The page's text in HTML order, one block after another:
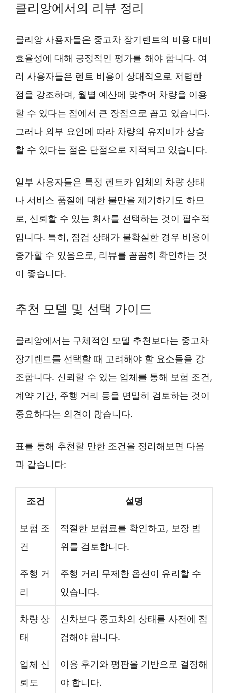
클리앙에서의 리뷰 정리
클리앙 사용자들은 중고차 장기렌트의 비용 대비
효율성에 대해 긍정적인 평가를 해야 합니다. 여
러 사용자들은 렌트 비용이 상대적으로 저렴한
점을 강조하며, 월별 예산에 맞추어 차량을 이용
할 수 있다는 점에서 큰 장점으로 꼽고 있습니다.
그러나 외부 요인에 따라 차량의 유지비가 상승
할 수 있다는 점은 단점으로 지적되고 있습니다.
일부 사용자들은 특정 렌트카 업체의 차량 상태
나 서비스 품질에 대한 불만을 제기하기도 하므
로, 신뢰할 수 있는 회사를 선택하는 것이 필수적
입니다. 특히, 점검 상태가 불확실한 경우 비용이
증가할 수 있음으로, 리뷰를 꼼꼼히 확인하는 것
이 좋습니다.
추천 모델 및 선택 가이드
클리앙에서는 구체적인 모델 추천보다는 중고차
장기렌트를 선택할 때 고려해야 할 요소들을 강
조합니다. 신뢰할 수 있는 업체를 통해 보험 조건,
계약 기간, 주행 거리 등을 면밀히 검토하는 것이
중요하다는 의견이 많습니다.
표를 통해 추천할 만한 조건을 정리해보면 다음
과 같습니다:
조건 설명
보험 조
건
적절한 보험료를 확인하고, 보장 범
위를 검토합니다.
주행 거
리
주행 거리 무제한 옵션이 유리할 수
있습니다.
차량 상
태
신차보다 중고차의 상태를 사전에 점
검해야 합니다.
업체 신
뢰도
이용 후기와 평판을 기반으로 결정해
야 합니다.